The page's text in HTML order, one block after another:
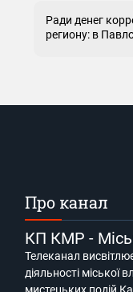
Ради денег
региону: в
Про канал
КП КМР -
Телеканал
діяльності міської